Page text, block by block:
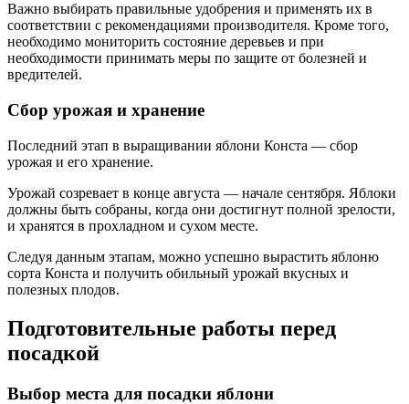
Важно выбирать правильные удобрения и применять их в
соответствии с рекомендациями производителя. Кроме того,
необходимо мониторить состояние деревьев и при
необходимости принимать меры по защите от болезней и
вредителей.
Сбор урожая и хранение
Последний этап в выращивании яблони Конста — сбор
урожая и его хранение.
Урожай созревает в конце августа — начале сентября. Яблоки
должны быть собраны, когда они достигнут полной зрелости,
и хранятся в прохладном и сухом месте.
Следуя данным этапам, можно успешно вырастить яблоню
сорта Конста и получить обильный урожай вкусных и
полезных плодов.
Подготовительные работы перед
посадкой
Выбор места для посадки яблони